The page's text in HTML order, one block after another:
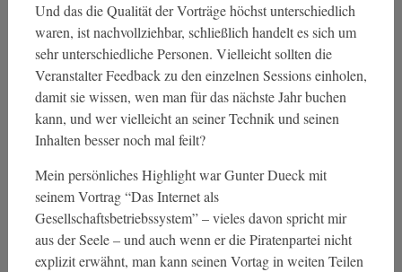
Und das die Qualität der Vorträge höchst unterschiedlich
waren, ist nachvollziehbar, schließlich handelt es sich um
sehr unterschiedliche Personen. Vielleicht sollten die
Veranstalter Feedback zu den einzelnen Sessions einholen,
damit sie wissen, wen man für das nächste Jahr buchen
kann, und wer vielleicht an seiner Technik und seinen
Inhalten besser noch mal feilt?
Mein persönliches Highlight war Gunter Dueck mit
seinem Vortrag “Das Internet als
Gesellschaftsbetriebssystem” – vieles davon spricht mir
aus der Seele – und auch wenn er die Piratenpartei nicht
explizit erwähnt, man kann seinen Vortag in weiten Teilen